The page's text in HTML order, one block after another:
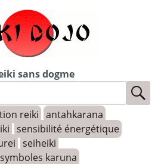
sans dogme
reiki antahkarana
sensibilité énergétique
seiheiki
symboles karuna